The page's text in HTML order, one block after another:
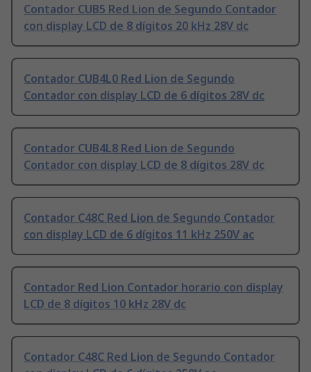
Contador CUB5 Red Lion de Segundo Contador
con display LCD de 8 dígitos 20 kHz 28V dc
Contador CUB4L0 Red Lion de Segundo
Contador con display LCD de 6 dígitos 28V dc
Contador CUB4L8 Red Lion de Segundo
Contador con display LCD de 8 dígitos 28V dc
Contador C48C Red Lion de Segundo Contador
con display LCD de 6 dígitos 11 kHz 250V ac
Contador Red Lion Contador horario con display
LCD de 8 dígitos 10 kHz 28V dc
Contador C48C Red Lion de Segundo Contador